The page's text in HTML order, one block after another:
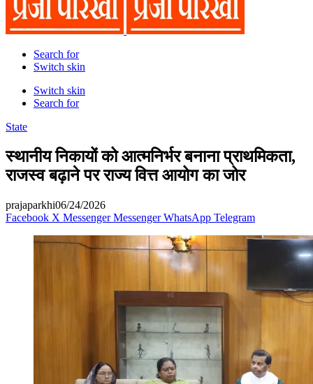
Search for
Switch skin
Switch skin
Search for
State
स्थानीय निकायों को आत्मनिर्भर बनाना प्राथमिकता,
राजस्व बढ़ाने पर राज्य वित्त आयोग का जोर
prajaparkhi06/24/2026
Facebook X Messenger Messenger WhatsApp Telegram